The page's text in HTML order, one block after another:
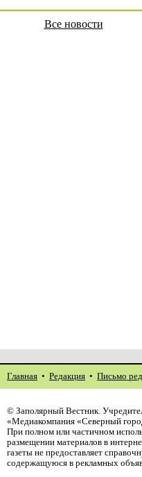
Все новости
Главная • Редакция • Письмо
© Заполярный Вестник.
«Медиакомпания «Северный
При полном или частичном
размещении материалов в
газеты не предоставляет
содержащуюся в рекламных